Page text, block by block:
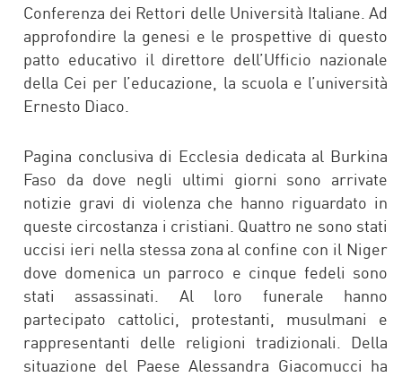
Conferenza dei Rettori delle Università Italiane. Ad
approfondire la genesi e le prospettive di questo
patto educativo il direttore dell’Ufficio nazionale
della Cei per l’educazione, la scuola e l’università
Ernesto Diaco.
Pagina conclusiva di Ecclesia dedicata al Burkina
Faso da dove negli ultimi giorni sono arrivate
notizie gravi di violenza che hanno riguardato in
queste circostanza i cristiani. Quattro ne sono stati
uccisi ieri nella stessa zona al confine con il Niger
dove domenica un parroco e cinque fedeli sono
stati assassinati. Al loro funerale hanno
partecipato cattolici, protestanti, musulmani e
rappresentanti delle religioni tradizionali. Della
situazione del Paese Alessandra Giacomucci ha